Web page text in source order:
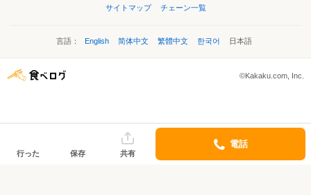
サイトマップ
チェーン一覧
言語： English 简体中文 繁體中文 한국어 日本語
©Kakaku.com, Inc.
行った 保存 共有
電話